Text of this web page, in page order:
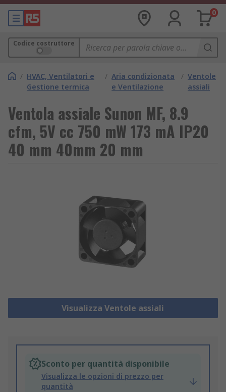
0
Codice costruttore
/ HVAC, Ventilatori e
Gestione termica
/ Aria condizionata
e Ventilazione
/ Ventole
assiali
Ventola assiale Sunon MF, 8.9
cfm, 5V cc 750 mW 173 mA IP20
40 mm 40mm 20 mm
Visualizza Ventole assiali
Sconto per quantità disponibile
Visualizza le opzioni di prezzo per
quantità